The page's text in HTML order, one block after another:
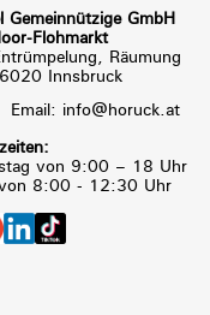
Gemeinnützige GmbH
Flohmarkt
Räumung
Innsbruck
Email: info@horuck.at
von 9:00 – 18 Uhr
8:00 - 12:30 Uhr